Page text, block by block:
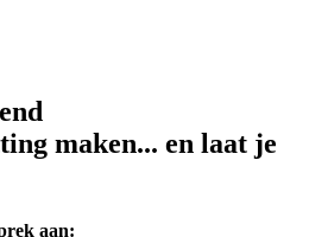
maken... en laat je
aan: